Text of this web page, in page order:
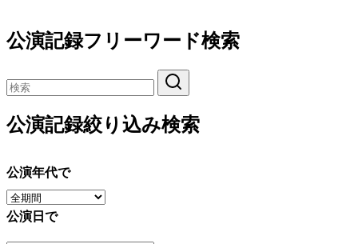
公演記録フリーワード検索
公演記録絞り込み検索
公演年代で
公演日で